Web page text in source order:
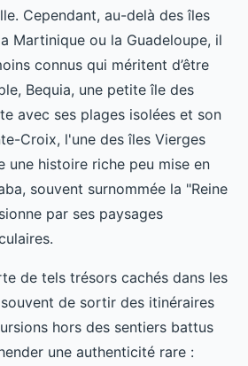
Cependant, au-delà des îles
Martinique ou la Guadeloupe, il
connus qui méritent d’être
Bequia, une petite île des
avec ses plages isolées et son
Croix, l'une des îles Vierges
une histoire riche peu mise en
souvent surnommée la "Reine
par ses paysages
de tels trésors cachés dans les
de sortir des itinéraires
hors des sentiers battus
une authenticité rare :